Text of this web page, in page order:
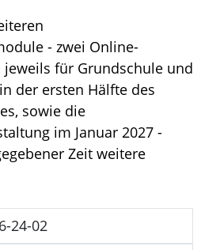
- zwei Online-
jeweils für Grundschule und
der ersten Hälfte des
sowie die
im Januar 2027 -
Zeit weitere
24-02